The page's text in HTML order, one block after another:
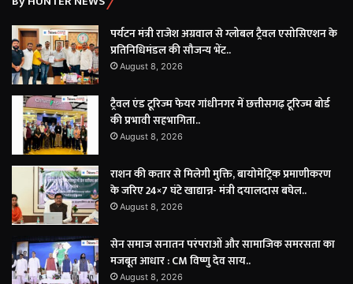
पर्यटन मंत्री राजेश अग्रवाल से ग्लोबल ट्रैवल एसोसिएशन के
प्रतिनिधिमंडल की सौजन्य भेंट..
August 8, 2026
ट्रैवल एंड टूरिज्म फेयर गांधीनगर में छत्तीसगढ़ टूरिज्म बोर्ड
की प्रभावी सहभागिता..
August 8, 2026
राशन की कतार से मिलेगी मुक्ति, बायोमेट्रिक प्रमाणीकरण
के जरिए 24×7 घंटे खाद्यान्न- मंत्री दयालदास बघेल..
August 8, 2026
सेन समाज सनातन परंपराओं और सामाजिक समरसता का
मजबूत आधार : CM विष्णु देव साय..
August 8, 2026